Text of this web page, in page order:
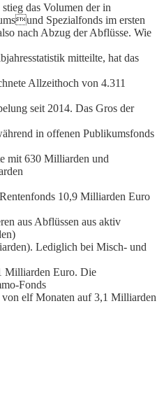
das Volumen der in
Spezialfonds im ersten
nach Abzug der Abflüsse. Wie
mitteilte, hat das
Allzeithoch von 4.311
seit 2014. Das Gros der
in offenen Publikumsfonds
mit 630 Milliarden und
10,9 Milliarden Euro
aus Abflüssen aus aktiv
Lediglich bei Misch- und
Milliarden Euro. Die
Fonds
elf Monaten auf 3,1 Milliarden